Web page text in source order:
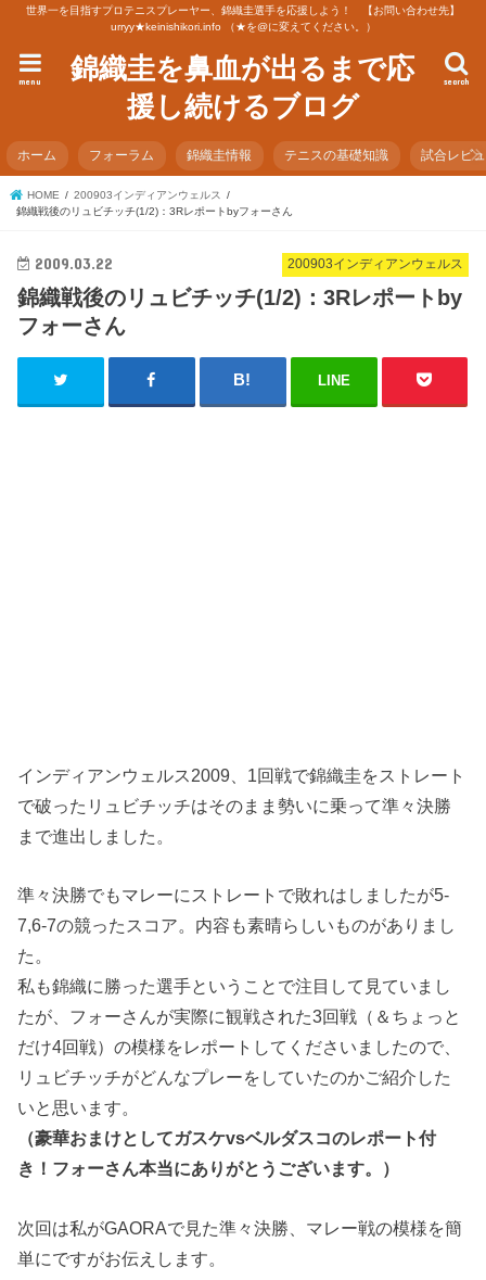
世界一を目指すプロテニスプレーヤー、錦織圭選手を応援しよう！ 【お問い合わせ先】
urryy★keinishikori.info （★を@に変えてください。）
錦織圭を鼻血が出るまで応
援し続けるブログ
search
menu
ホーム フォーラム 錦織圭情報 テニスの基礎知識 試合レビ
HOME
200903インディアンウェルス
錦織戦後のリュビチッチ(1/2)：3Rレポートbyフォーさん
200903インディアンウェルス
2009.03.22
錦織戦後のリュビチッチ(1/2)：3Rレポートby
フォーさん
LINE
インディアンウェルス2009、1回戦で錦織圭をストレート
で破ったリュビチッチはそのまま勢いに乗って準々決勝
まで進出しました。
準々決勝でもマレーにストレートで敗れはしましたが5-
7,6-7の競ったスコア。内容も素晴らしいものがありまし
た。
私も錦織に勝った選手ということで注目して見ていまし
たが、フォーさんが実際に観戦された3回戦（＆ちょっと
だけ4回戦）の模様をレポートしてくださいましたので、
リュビチッチがどんなプレーをしていたのかご紹介した
いと思います。
（豪華おまけとしてガスケvsベルダスコのレポート付
き！フォーさん本当にありがとうございます。）
次回は私がGAORAで見た準々決勝、マレー戦の模様を簡
単にですがお伝えします。